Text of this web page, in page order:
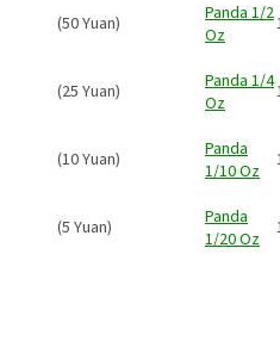
(50 Yuan)
Panda 1/2
Oz
(25 Yuan)
Panda 1/4
Oz
(10 Yuan)
Panda
1/10 Oz
(5 Yuan)
Panda
1/20 Oz